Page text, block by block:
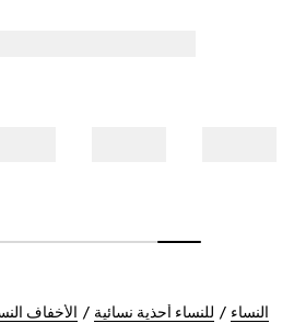
النساء للنساء أحذية نسائية الأخفاف